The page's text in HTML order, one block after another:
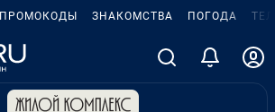
ПРОМОКОДЫ ЗНАКОМСТВА ПОГОДА